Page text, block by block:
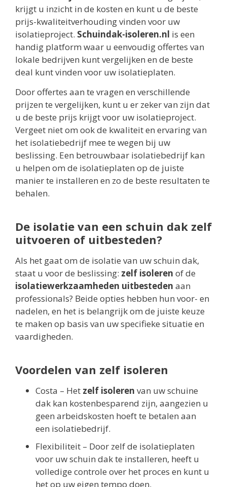
krijgt u inzicht in de kosten en kunt u de beste
prijs-kwaliteitverhouding vinden voor uw
isolatieproject. Schuindak-isoleren.nl is een
handig platform waar u eenvoudig offertes van
lokale bedrijven kunt vergelijken en de beste
deal kunt vinden voor uw isolatieplaten.
Door offertes aan te vragen en verschillende
prijzen te vergelijken, kunt u er zeker van zijn dat
u de beste prijs krijgt voor uw isolatieproject.
Vergeet niet om ook de kwaliteit en ervaring van
het isolatiebedrijf mee te wegen bij uw
beslissing. Een betrouwbaar isolatiebedrijf kan
u helpen om de isolatieplaten op de juiste
manier te installeren en zo de beste resultaten te
behalen.
De isolatie van een schuin dak zelf
uitvoeren of uitbesteden?
Als het gaat om de isolatie van uw schuin dak,
staat u voor de beslissing: zelf isoleren of de
isolatiewerkzaamheden uitbesteden aan
professionals? Beide opties hebben hun voor- en
nadelen, en het is belangrijk om de juiste keuze
te maken op basis van uw specifieke situatie en
vaardigheden.
Voordelen van zelf isoleren
Costa – Het zelf isoleren van uw schuine
dak kan kostenbesparend zijn, aangezien u
geen arbeidskosten hoeft te betalen aan
een isolatiebedrijf.
Flexibiliteit – Door zelf de isolatieplaten
voor uw schuin dak te installeren, heeft u
volledige controle over het proces en kunt u
het op uw eigen tempo doen.